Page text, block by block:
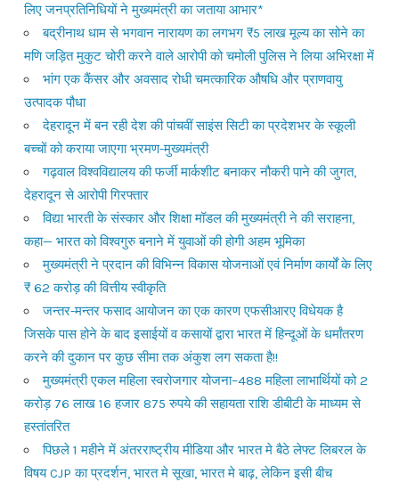
लिए जनप्रतिनिधियों ने मुख्यमंत्री का जताया आभार*
बद्रीनाथ धाम से भगवान नारायण का लगभग ₹5 लाख मूल्य का सोने का
मणि जड़ित मुकुट चोरी करने वाले आरोपी को चमोली पुलिस ने लिया अभिरक्षा में
भांग एक कैंसर और अवसाद रोधी चमत्कारिक औषधि और प्राणवायु
उत्पादक पौधा
देहरादून में बन रही देश की पांचवीं साइंस सिटी का प्रदेशभर के स्कूली
बच्चों को कराया जाएगा भ्रमण-मुख्यमंत्री
गढ़वाल विश्वविद्यालय की फर्जी मार्कशीट बनाकर नौकरी पाने की जुगत,
देहरादून से आरोपी गिरफ्तार
विद्या भारती के संस्कार और शिक्षा मॉडल की मुख्यमंत्री ने की सराहना,
कहा— भारत को विश्वगुरु बनाने में युवाओं की होगी अहम भूमिका
मुख्यमंत्री ने प्रदान की विभिन्न विकास योजनाओं एवं निर्माण कार्यों के लिए
₹ 62 करोड़ की वित्तीय स्वीकृति
जन्तर-मन्तर फसाद आयोजन का एक कारण एफसीआरए विधेयक है
जिसके पास होने के बाद इसाईयों व कसायों द्वारा भारत में हिन्दूओं के धर्मांतरण
करने की दुकान पर कुछ सीमा तक अंकुश लग सकता है!!
मुख्यमंत्री एकल महिला स्वरोजगार योजना–488 महिला लाभार्थियों को 2
करोड़ 76 लाख 16 हजार 875 रुपये की सहायता राशि डीबीटी के माध्यम से
हस्तांतरित
पिछले 1 महीने में अंतरराष्ट्रीय मीडिया और भारत मे बैठे लेफ्ट लिबरल के
विषय CJP का प्रदर्शन, भारत मे सूखा, भारत मे बाढ़, लेकिन इसी बीच